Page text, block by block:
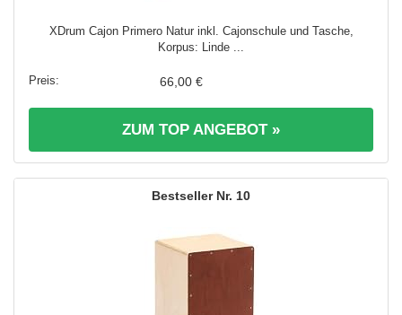
XDrum Cajon Primero Natur inkl. Cajonschule und Tasche,
Korpus: Linde ...
66,00 €
ZUM TOP ANGEBOT »
10